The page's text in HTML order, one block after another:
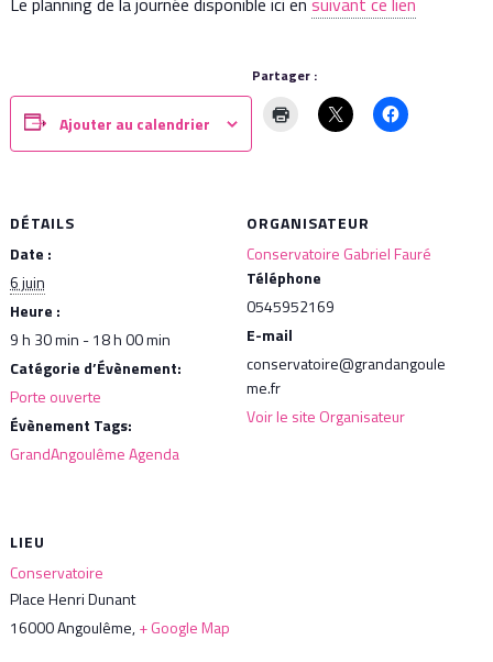
Ajouter au calendrier
DÉTAILS
Date :
6 juin
Heure :
9 h 30 min - 18 h 00 min
Catégorie d’Évènement:
Porte ouverte
Évènement Tags:
GrandAngoulême Agenda
ORGANISATEUR
Conservatoire Gabriel Fauré
Téléphone
0545952169
E-mail
conservatoire@grandangoule
me.fr
Voir le site Organisateur
LIEU
Conservatoire
Place Henri Dunant
16000 Angoulême,+ Google Map
Partager :